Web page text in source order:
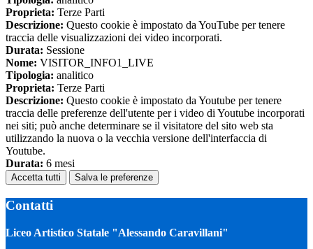
Proprieta: Terze Parti
Descrizione: Questo cookie è impostato da YouTube per tenere
traccia delle visualizzazioni dei video incorporati.
Durata: Sessione
Nome: VISITOR_INFO1_LIVE
Tipologia: analitico
Proprieta: Terze Parti
Descrizione: Questo cookie è impostato da Youtube per tenere
traccia delle preferenze dell'utente per i video di Youtube incorporati
nei siti; può anche determinare se il visitatore del sito web sta
utilizzando la nuova o la vecchia versione dell'interfaccia di
Youtube.
Durata: 6 mesi
Accetta tutti Salva le preferenze
Contatti
Liceo Artistico Statale "Alessando Caravillani"